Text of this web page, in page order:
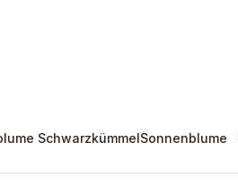
SchwarzkümmelSonnenblume